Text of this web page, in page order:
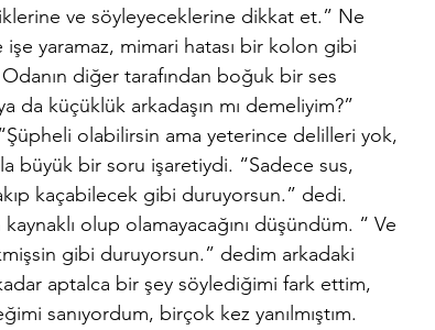
ve söyleyeceklerine dikkat et.” Ne
işe yaramaz, mimari hatası bir kolon gibi
diğer tarafından boğuk bir ses
da küçüklük arkadaşın mı demeliyim?”
olabilirsin ama yeterince delilleri yok,
büyük bir soru işaretiydi. “Sadece sus,
kaçabilecek gibi duruyorsun.” dedi.
olup olamayacağını düşündüm. “ Ve
gibi duruyorsun.” dedim arkadaki
aptalca bir şey söylediğimi fark ettim,
sanıyordum, birçok kez yanılmıştım.